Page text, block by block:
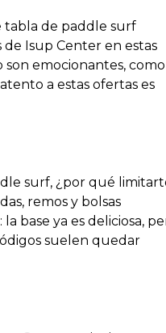
tabla de paddle surf
Isup Center en estas
emocionantes, como
a estas ofertas es
surf, ¿por qué
remos y bolsas
base ya es deliciosa,
suelen quedar